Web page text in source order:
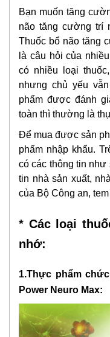
Bạn muốn tăng
não tăng cường trí
Thuốc bổ não tăng
là câu hỏi của
có nhiều loại
nhưng chủ yếu
phẩm được đánh
toàn thì thường là
Để mua được sản
phẩm nhập khẩu.
có các thông tin như
tin nhà sản xuất,
của Bộ Công an,
* Các loại
nhớ:
1.Thực phẩm
Power Neuro Max: